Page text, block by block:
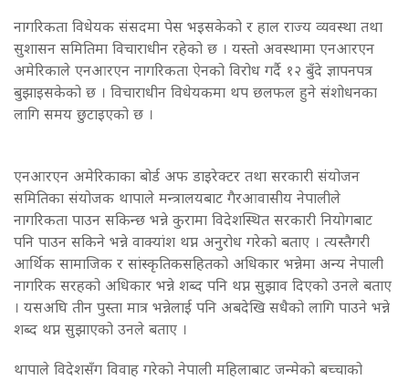
नागरिकता विधेयक संसदमा पेस भइसकेको र हाल राज्य व्यवस्था तथा
सुशासन समितिमा विचाराधीन रहेको छ । यस्तो अवस्थामा एनआरएन
अमेरिकाले एनआरएन नागरिकता ऐनको विरोध गर्दै १२ बुँदे ज्ञापनपत्र
बुझाइसकेको छ । विचाराधीन विधेयकमा थप छलफल हुने संशोधनका
लागि समय छुटाइएको छ ।
एनआरएन अमेरिकाका बोर्ड अफ डाइरेक्टर तथा सरकारी संयोजन
समितिका संयोजक थापाले मन्त्रालयबाट गैरआवासीय नेपालीले
नागरिकता पाउन सकिन्छ भन्ने कुरामा विदेशस्थित सरकारी नियोगबाट
पनि पाउन सकिने भन्ने वाक्यांश थप्न अनुरोध गरेको बताए । त्यस्तैगरी
आर्थिक सामाजिक र सांस्कृतिकसहितको अधिकार भन्नेमा अन्य नेपाली
नागरिक सरहको अधिकार भन्ने शब्द पनि थप्न सुझाव दिएको उनले बताए
। यसअघि तीन पुस्ता मात्र भन्नेलाई पनि अबदेखि सधैको लागि पाउने भन्ने
शब्द थप्न सुझाएको उनले बताए ।
थापाले विदेशसँग विवाह गरेको नेपाली महिलाबाट जन्मेको बच्चाको